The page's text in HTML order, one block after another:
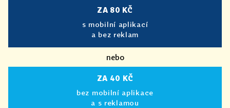
ZA 80 KČ
s mobilní aplikací
a bez reklam
nebo
ZA 40 KČ
bez mobilní aplikace
a s reklamou